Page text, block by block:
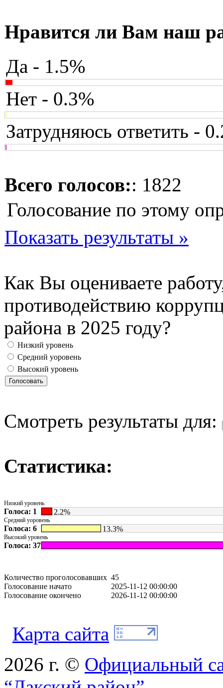
Нравится ли Вам наш
Да - 1.5%
Нет - 0.3%
Затрудняюсь ответить -
Всего голосов:: 1822
Голосование по этому
Показать результаты »
Как Вы оцениваете
противодействию
района в 2025 году?
Низкий уровень
Средний уоровень
Высокий уровень
Смотреть результаты для:
Статистика:
Низкий уровень
Голоса: 1 2.2%
Средний уоровень
Голоса: 6 13.3%
Высокий уровень
Голоса: 37
Количество проголосовавших 45
Голосование начато
2025-11-12 00:00:00
Голосование окончено
2026-11-12 00:00:00
Карта сайта
2026 г. © Официальный